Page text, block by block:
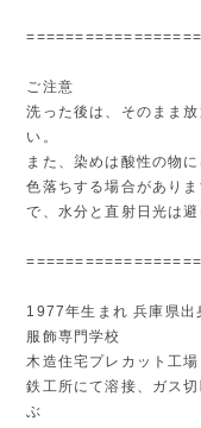
ご注意
洗った後は、そのまま
い。
また、染めは酸性の物
色落ちする場合があり
で、水分と直射日光は
1977年生まれ 兵庫県出
服飾専門学校
木造住宅プレカット工場
鉄工所にて溶接、ガス
ぶ